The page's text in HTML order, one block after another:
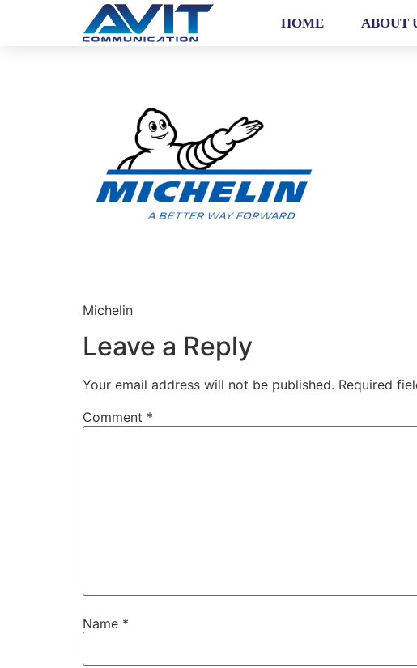
HOME ABOUT
Michelin
Leave a Reply
Your email address will not be published. Required
Comment *
Name *